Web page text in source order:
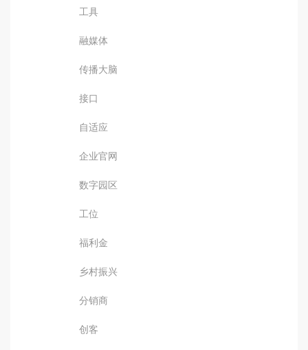
工具
融媒体
传播大脑
接口
自适应
企业官网
数字园区
工位
福利金
乡村振兴
分销商
创客